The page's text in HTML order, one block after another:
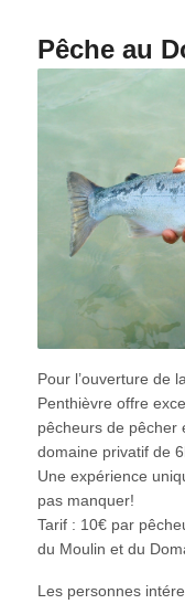
Pêche au
Pour l’ouverture de
Penthièvre offre
pêcheurs de pêcher
domaine privatif de
Une expérience
pas manquer!
Tarif : 10€ par
du Moulin et du
Les personnes